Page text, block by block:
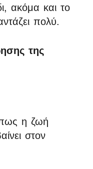
ακόμα και το
πολύ.
της
η ζωή
στον